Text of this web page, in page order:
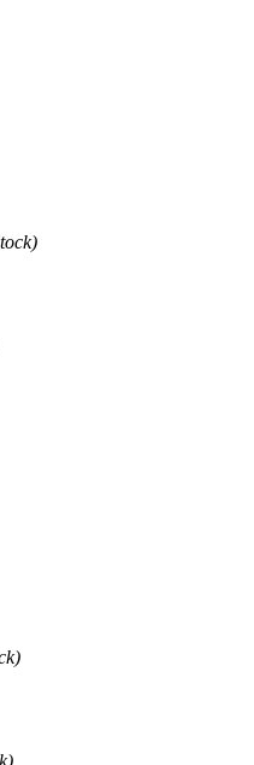
et des intérêts flexibles
revenu passif